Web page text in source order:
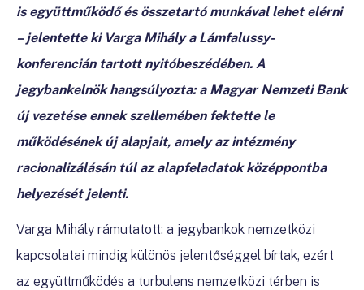
is együttműködő és összetartó munkával lehet elérni
– jelentette ki Varga Mihály a Lámfalussy-
konferencián tartott nyitóbeszédében. A
jegybankelnök hangsúlyozta: a Magyar Nemzeti Bank
új vezetése ennek szellemében fektette le
működésének új alapjait, amely az intézmény
racionalizálásán túl az alapfeladatok középpontba
helyezését jelenti.
Varga Mihály rámutatott: a jegybankok nemzetközi
kapcsolatai mindig különös jelentőséggel bírtak, ezért
az együttműködés a turbulens nemzetközi térben is